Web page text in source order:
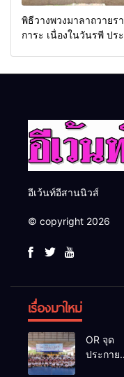
พิธีวางพวงมาลาถวายร
การะ เนื่องในวันรพี ปร
อีเว้นท์อีสานนิวส์
© copyright 2026
เรื่องมาใหม่
OR จุด
ประกาย